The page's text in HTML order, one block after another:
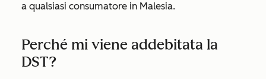
a qualsiasi consumatore in Malesia.
Perché mi viene addebitata la
DST?